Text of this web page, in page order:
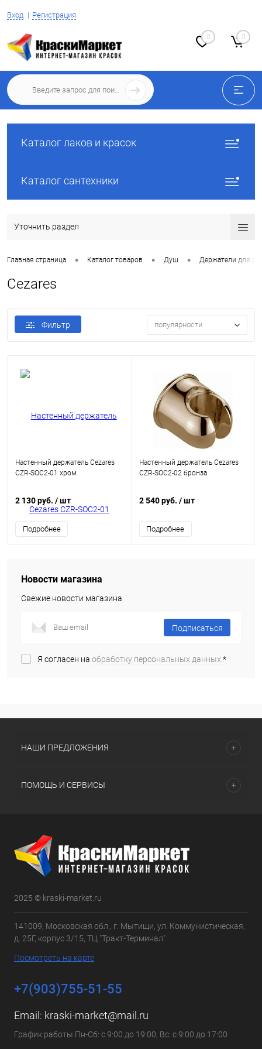
Вход Регистрация
0 0
Каталог лаков и красок
Каталог сантехники
Уточнить раздел
Главная страница • Каталог товаров • Душ • Держатели для
Cezares
Фильтр популярности
Настенный держатель Cezares
CZR-SOC2-01 хром
2 130 руб. / шт
Подробнее
Настенный держатель Cezares
CZR-SOC2-02 бронза
2 540 руб. / шт
Подробнее
Новости магазина
Свежие новости магазина
Подписаться
Я согласен на обработку персональных данных.*
НАШИ ПРЕДЛОЖЕНИЯ
ПОМОЩЬ И СЕРВИСЫ
2025 © kraski-market.ru
141009, Московская обл., г. Мытищи, ул. Коммунистическая,
д. 25Г, корпус 3/15, ТЦ "Тракт-Терминал"
Посмотреть на карте
+7(903)755-51-55
Email: kraski-market@mail.ru
График работы Пн-Сб: с 9:00 до 19:00, Вс: с 9:00 до 17:00